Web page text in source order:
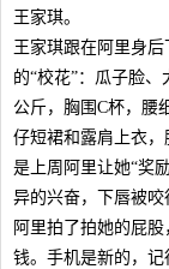
王家琪。
王家琪跟在阿里身
的“校花”：瓜子脸
公斤，胸围C杯，腰
仔短裙和露肩上衣
是上周阿里让她“奖
异的兴奋，下唇被咬
阿里拍了拍她的屁
钱。手机是新的，记